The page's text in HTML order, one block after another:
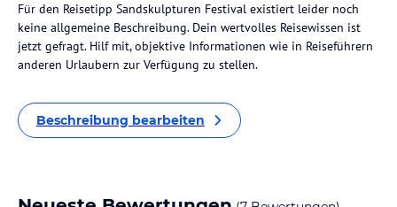
Für den Reisetipp Sandskulpturen Festival existiert leider noch
keine allgemeine Beschreibung. Dein wertvolles Reisewissen ist
jetzt gefragt. Hilf mit, objektive Informationen wie in Reiseführern
anderen Urlaubern zur Verfügung zu stellen.
Beschreibung bearbeiten